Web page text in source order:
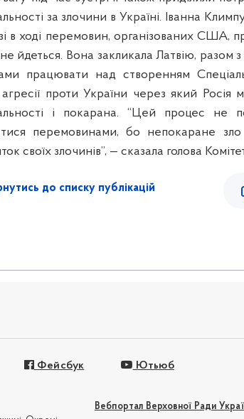
за злочини в Україні. Іванна
в ході перемовин, організованих США,
йдеться. Вона закликала Латвію, разом
працювати над створенням
проти України через який Росія
і покарана. “Цей процес не
перемовинами, бо непокаране
своїх злочинів”, — сказала голова
до списку публікацій
Фейсбук Ютьюб
Вебпортал Верховної Ради